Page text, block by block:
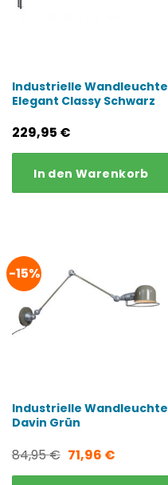
Industrielle Wandleuchte
Elegant Classy Schwarz
229,95 €
In den Warenkorb
-15%
Industrielle Wandleuchte
Davin Grün
84,95€ Ursprünglicher
Preis
71,96 €Aktueller
Preis